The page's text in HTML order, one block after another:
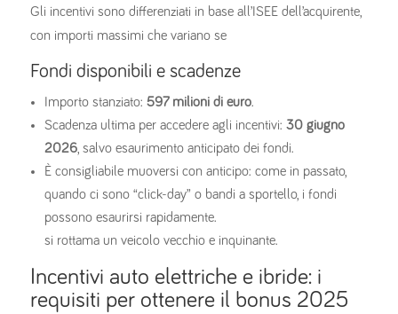
Gli incentivi sono differenziati in base all’ISEE dell’acquirente,
con importi massimi che variano se
Fondi disponibili e scadenze
Importo stanziato: 597 milioni di euro.
Scadenza ultima per accedere agli incentivi: 30 giugno
2026 , salvo esaurimento anticipato dei fondi.
È consigliabile muoversi con anticipo: come in passato,
quando ci sono “click-day” o bandi a sportello, i fondi
possono esaurirsi rapidamente.
si rottama un veicolo vecchio e inquinante.
Incentivi auto elettriche e ibride: i
requisiti per ottenere il bonus 2025